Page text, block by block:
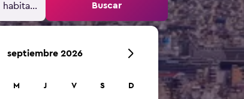
habitación Buscar
septiembre 2026
M J V S D